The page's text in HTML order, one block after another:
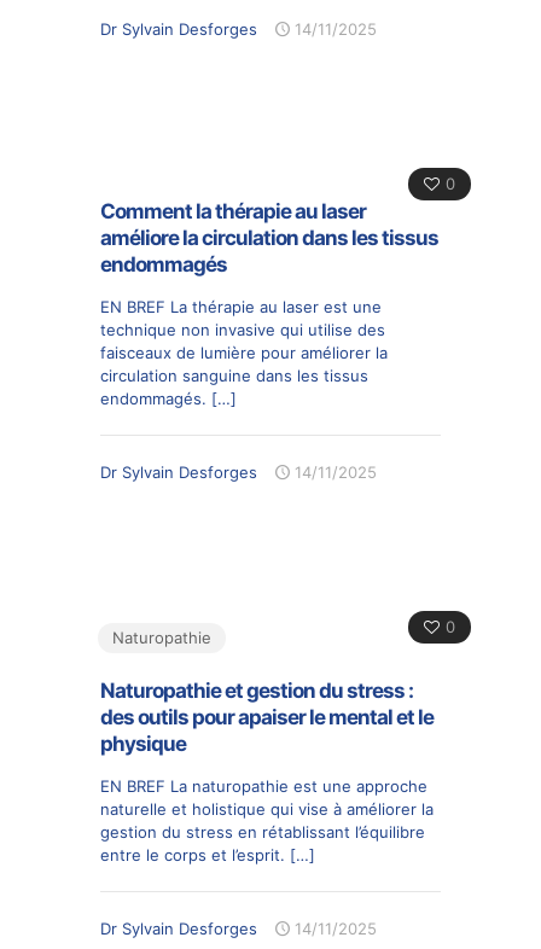
Dr Sylvain Desforges 14/11/2025
0
Comment la thérapie au laser
améliore la circulation dans les tissus
endommagés
EN BREF La thérapie au laser est une
technique non invasive qui utilise des
faisceaux de lumière pour améliorer la
circulation sanguine dans les tissus
endommagés. […]
Dr Sylvain Desforges 14/11/2025
0
Naturopathie
Naturopathie et gestion du stress :
des outils pour apaiser le mental et le
physique
EN BREF La naturopathie est une approche
naturelle et holistique qui vise à améliorer la
gestion du stress en rétablissant l’équilibre
entre le corps et l’esprit. […]
Dr Sylvain Desforges 14/11/2025